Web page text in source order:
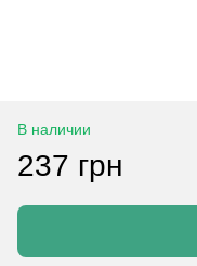
В наличии
237 грн